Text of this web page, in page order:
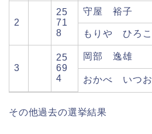
2
25
71
8
守屋 裕子
もりや ひろこ
3
25
69
4
岡部 逸雄
おかべ いつお
その他過去の選挙結果